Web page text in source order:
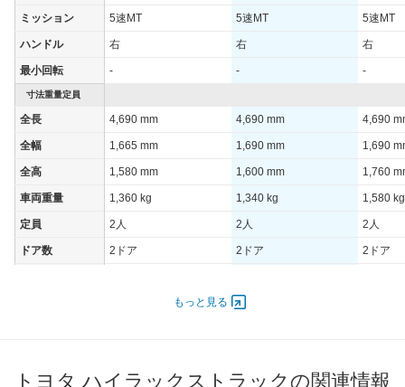
ミッション 5速MT 5速MT 5速MT
ハンドル 右 右 右
最小回転 - - -
寸法重量定員
全長 4,690 mm 4,690 mm 4,690
全幅 1,665 mm 1,690 mm 1,690
全高 1,580 mm 1,600 mm 1,760
車両重量 1,360 kg 1,340 kg 1,580 kg
定員 2人 2人 2人
ドア数 2ドア 2ドア 2ドア
もっと見る
トヨタ ハイラックストラックの関連情報